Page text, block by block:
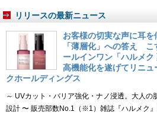
リリースの最新ニュース
お客様の切実な声に耳
「薄層化」への答え こ
ールインワン「ハルメ
高機能化を遂げてリニ
クホールディングス
～ UVカット・バリア強化・ナノ浸透。大人
設計 〜 販売部数No.1（※1）雑誌『ハルメク